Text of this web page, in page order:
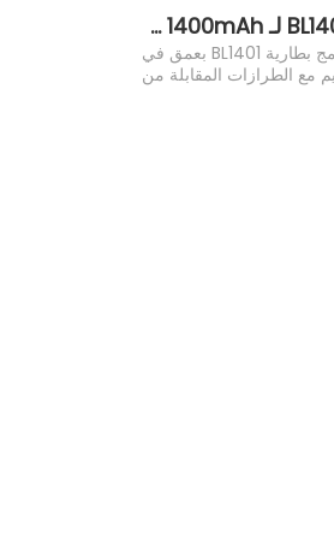
بطارية BL1401 لـ Hytera X1p X1e Z1p 1400mAh قدرة
تم دمج بطارية BL1401 بعمق في
مع الطرازات المقابلة من